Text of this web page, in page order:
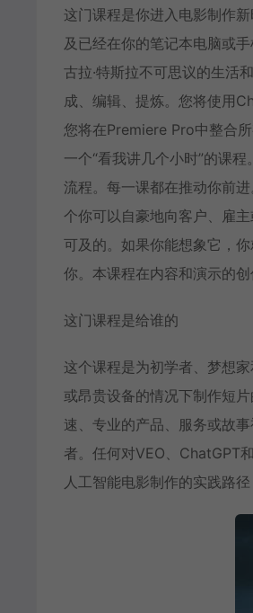
这门课程是你进入电影制作
及已经在你的笔记本电脑或
古拉·特斯拉不可思议的生活
成、编辑、提炼。您将使用
您将在Premiere Pro中整合
一个“看我讲几个小时”的课
流程。每一课都在推动你前
个你可以自豪地向客户、雇
可及的。如果你能想象它，
你。本课程在内容和演示的创
这门课程是给谁的
这个课程是为初学者、梦想
或昂贵设备的情况下制作短
速、专业的产品、服务或故
者。任何对VEO、ChatGPT
人工智能电影制作的实践路